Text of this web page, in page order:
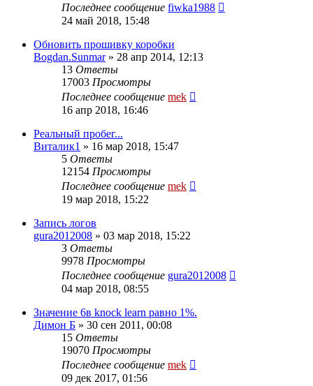
Последнее сообщение fiwka1988
24 май 2018, 15:48
Обновить прошивку коробки
Bogdan.Sunmar» 28 апр 2014, 12:13
13 Ответы
17003 Просмотры
Последнее сообщение mek
16 апр 2018, 16:46
Реальный пробег...
Виталик1 » 16 мар 2018, 15:47
5 Ответы
12154 Просмотры
Последнее сообщение mek
19 мар 2018, 15:22
Запись логов
gura2012008 » 03 мар 2018, 15:22
3 Ответы
9978 Просмотры
Последнее сообщение gura2012008
04 мар 2018, 08:55
Значение 6в knock learn равно 1%.
Димон Б » 30 сен 2011, 00:08
15 Ответы
19070 Просмотры
Последнее сообщение mek
09 дек 2017, 01:56